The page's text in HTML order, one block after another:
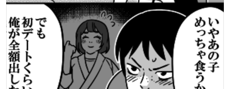
反応した。
数